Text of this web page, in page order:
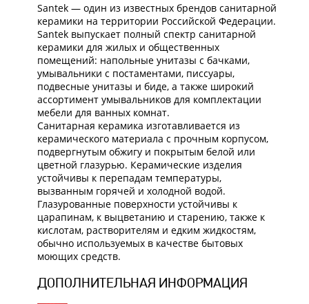
Santek — один из известных брендов санитарной
керамики на территории Российской Федерации.
Santek выпускает полный спектр санитарной
керамики для жилых и общественных
помещений: напольные унитазы с бачками,
умывальники с постаментами, писсуары,
подвесные унитазы и биде, а также широкий
ассортимент умывальников для комплектации
мебели для ванных комнат.
Санитарная керамика изготавливается из
керамического материала с прочным корпусом,
подвергнутым обжигу и покрытым белой или
цветной глазурью. Керамические изделия
устойчивы к перепадам температуры,
вызванным горячей и холодной водой.
Глазурованные поверхности устойчивы к
царапинам, к выцветанию и старению, также к
кислотам, растворителям и едким жидкостям,
обычно используемых в качестве бытовых
моющих средств.
ДОПОЛНИТЕЛЬНАЯ ИНФОРМАЦИЯ